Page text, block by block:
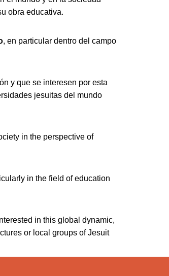
obra educativa.
, en particular dentro del campo
y que se interesen por esta
jesuitas del mundo
in the perspective of
in the field of education
in this global dynamic,
or local groups of Jesuit